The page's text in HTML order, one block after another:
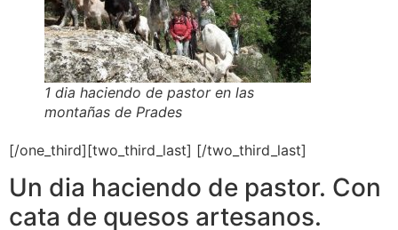
1 dia haciendo de pastor en las
montañas de Prades
[/one_third][two_third_last] [/two_third_last]
Un dia haciendo de pastor. Con
cata de quesos artesanos.